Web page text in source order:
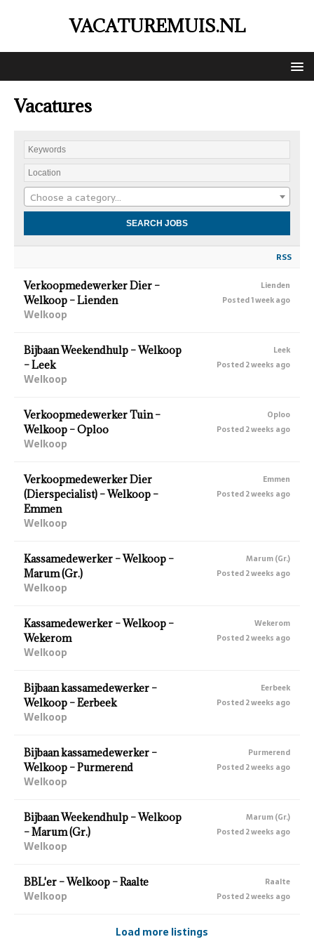
VACATUREMUIS.NL
Vacatures
Choose a category…
RSS
Verkoopmedewerker Dier –
Welkoop – Lienden
Welkoop
Lienden
Posted 1 week ago
Bijbaan Weekendhulp – Welkoop
– Leek
Welkoop
Leek
Posted 2 weeks ago
Verkoopmedewerker Tuin –
Welkoop – Oploo
Welkoop
Oploo
Posted 2 weeks ago
Verkoopmedewerker Dier
(Dierspecialist) – Welkoop –
Emmen
Welkoop
Emmen
Posted 2 weeks ago
Kassamedewerker – Welkoop –
Marum (Gr.)
Welkoop
Marum (Gr.)
Posted 2 weeks ago
Kassamedewerker – Welkoop –
Wekerom
Welkoop
Wekerom
Posted 2 weeks ago
Bijbaan kassamedewerker –
Welkoop – Eerbeek
Welkoop
Eerbeek
Posted 2 weeks ago
Bijbaan kassamedewerker –
Welkoop – Purmerend
Welkoop
Purmerend
Posted 2 weeks ago
Bijbaan Weekendhulp – Welkoop
– Marum (Gr.)
Welkoop
Marum (Gr.)
Posted 2 weeks ago
BBL'er – Welkoop – Raalte
Welkoop
Raalte
Posted 2 weeks ago
Load more listings